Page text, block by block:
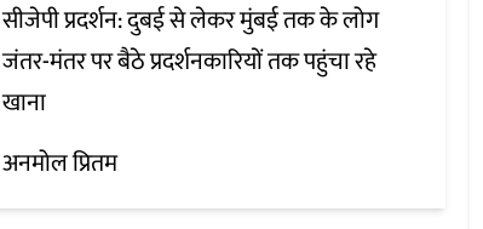
सीजेपी प्रदर्शन: दुबई से लेकर मुंबई तक के लोग
जंतर-मंतर पर बैठे प्रदर्शनकारियों तक पहुंचा रहे
खाना
अनमोल प्रितम